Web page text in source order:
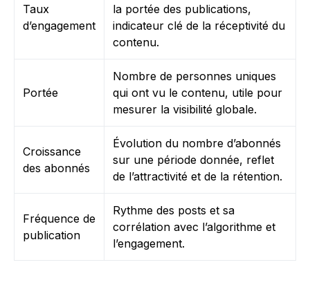
Taux
d’engagement
la portée des publications,
indicateur clé de la réceptivité du
contenu.
Portée
Nombre de personnes uniques
qui ont vu le contenu, utile pour
mesurer la visibilité globale.
Croissance
des abonnés
Évolution du nombre d’abonnés
sur une période donnée, reflet
de l’attractivité et de la rétention.
Fréquence de
publication
Rythme des posts et sa
corrélation avec l’algorithme et
l’engagement.